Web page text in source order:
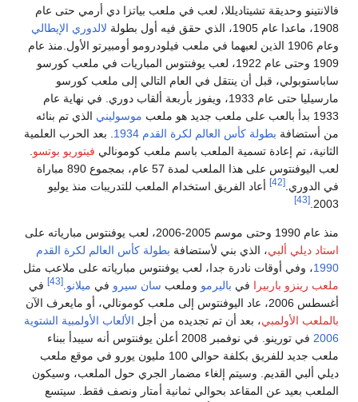
وحديقة تشيتاديللا، لعب في ملعب بياتزا دي أرمي حتى عام
لالدوري الإيطالي
وعام 1906 الذين لعبهما في ملعب فيلودرومو أومبيرتو الأول.منذ عام
1909 وحتى عام 1922، لعب يوفنتوس المباريات في ملعب كورسو
قبل أن ينتقل في العام التالي إلى ملعب كورسو
مارسيليا حتى عام 1933، ويفوز بأربعة ألقاب دوري. في نهاية عام
موسولينيالذي تم بنائه
أستضافةبطولة كأس العالم لكرة القدم 1934
. بعد الحرب العلمية
تم إعادة تسمية الملعب باسم ملعب كوموناليفيتوريو بوتسو .
لعب اليوفنتوس على هذا الملعب لمدة 57 عام، بمجموع 890 مباراة
الدوري.
أعاد الفريق استخدام الملعب للتدريبات منذ يوليو
[43]
موسم 2005-2006، لعب يوفنتوس مبارياته على
ديلي ألبي ، الذي بني لأستضافةبطولة كأس العالم لكرة القدم
، وفي أوقات نادرة جدا، لعب يوفنتوس مبارياته على ملاعب مثل
رينزو باربيرا في باليرمووملعبسان سيرو في ميلانو
في
اليوفنتوس إلى ملعب كومونالي، أو مايعرف الآن
الأولمبي، بعد أن تم تجديده من أجلالألعاب الأولمبية الشتوية
في تورينو. في نوفمبر 2008 أعلن يوفنتوس أنه سيبدأ ببناء
ملعب جديد للفريق بكلفة حوالي 100 مليون يورو في موقع ملعب
ألبي القديم. وسيتم إلغاء مضمار الجري حول الملعب، وسيكون
بعيد عن المقاعد بحوالي ثمانية أمتار ونصف فقط. سيتسع